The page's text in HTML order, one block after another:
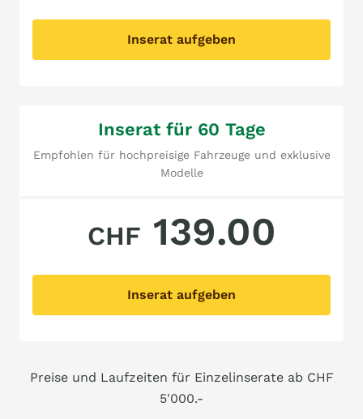
Inserat aufgeben
Inserat für 60 Tage
Empfohlen für hochpreisige Fahrzeuge und exklusive
Modelle
CHF 139.00
Inserat aufgeben
Preise und Laufzeiten für Einzelinserate ab CHF
5'000.-